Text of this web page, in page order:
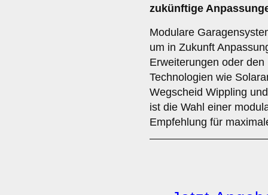
zukünftige
Modulare
um in Zukunft
Erweiterungen oder
Technologien wie
Wegscheid Wippling
ist die Wahl einer
Empfehlung für